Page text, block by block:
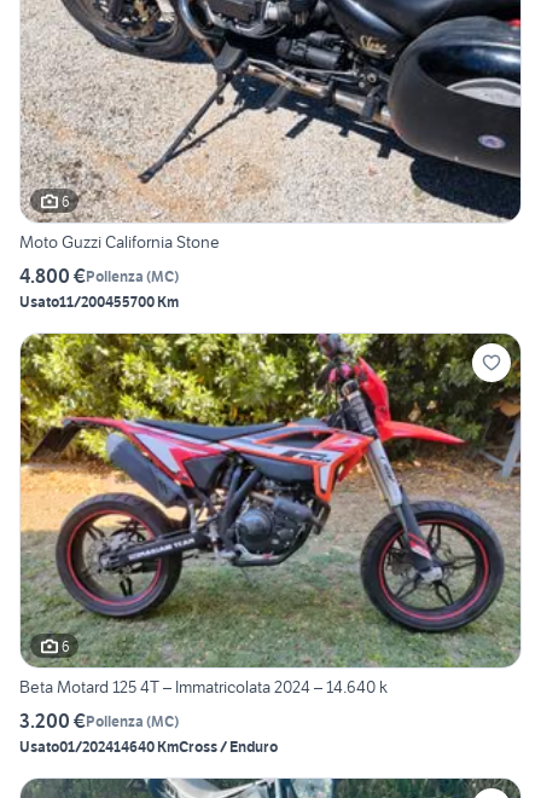
6
Moto Guzzi California Stone
4.800 €Pollenza (MC)
Usato11/200455700 Km
6
Beta Motard 125 4T – Immatricolata 2024 – 14.640 k
3.200 €Pollenza (MC)
Usato01/202414640 KmCross / Enduro